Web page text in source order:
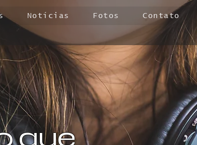
Notícias Fotos Contato
que